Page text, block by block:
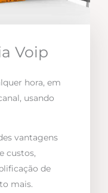
Voip
hora, em
usando
vantagens
custos,
de
mais.